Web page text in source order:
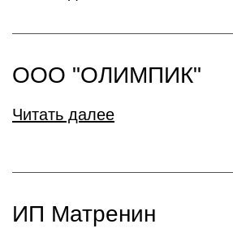
ООО "ОЛИМПИК"
Читать далее
ИП Матренин